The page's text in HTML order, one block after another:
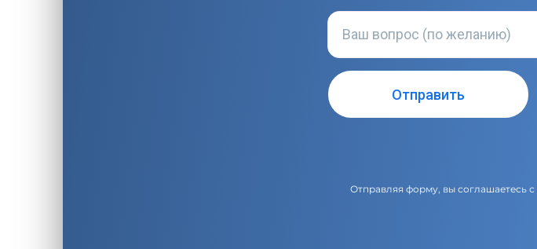
Отправляя форму, вы соглашаетесь с